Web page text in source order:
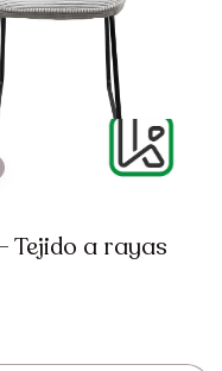
Tejido a rayas